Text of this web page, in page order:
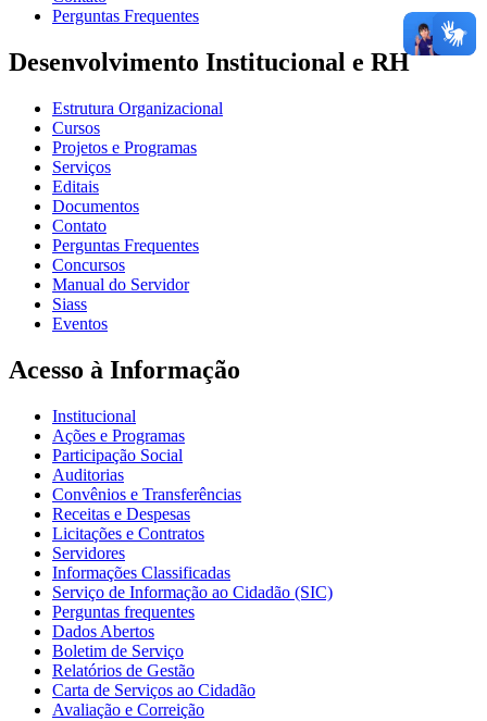
Perguntas Frequentes
Desenvolvimento Institucional e RH
Estrutura Organizacional
Cursos
Projetos e Programas
Serviços
Editais
Documentos
Contato
Perguntas Frequentes
Concursos
Manual do Servidor
Siass
Eventos
Acesso à Informação
Institucional
Ações e Programas
Participação Social
Auditorias
Convênios e Transferências
Receitas e Despesas
Licitações e Contratos
Servidores
Informações Classificadas
Serviço de Informação ao Cidadão (SIC)
Perguntas frequentes
Dados Abertos
Boletim de Serviço
Relatórios de Gestão
Carta de Serviços ao Cidadão
Avaliação e Correição